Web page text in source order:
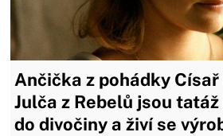
Ančička z pohádky
Julča z Rebelů jsou
do divočiny a živí se